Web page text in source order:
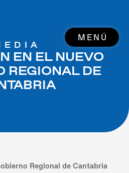
MENÚ
EN EL NUEVO
REGIONAL DE
Regional de Cantabria